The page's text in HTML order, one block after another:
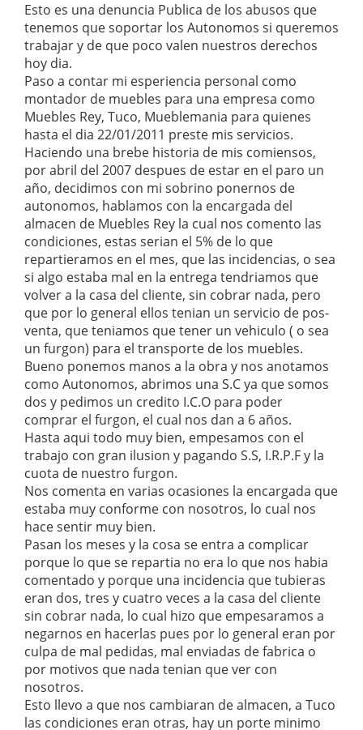
Esto es una denuncia Publica de los abusos que
tenemos que soportar los Autonomos si queremos
trabajar y de que poco valen nuestros derechos
hoy dia.
Paso a contar mi esperiencia personal como
montador de muebles para una empresa como
Muebles Rey, Tuco, Mueblemania para quienes
hasta el dia 22/01/2011 preste mis servicios.
Haciendo una brebe historia de mis comiensos,
por abril del 2007 despues de estar en el paro un
año, decidimos con mi sobrino ponernos de
autonomos, hablamos con la encargada del
almacen de Muebles Rey la cual nos comento las
condiciones, estas serian el 5% de lo que
repartieramos en el mes, que las incidencias, o sea
si algo estaba mal en la entrega tendriamos que
volver a la casa del cliente, sin cobrar nada, pero
que por lo general ellos tenian un servicio de pos-
venta, que teniamos que tener un vehiculo ( o sea
un furgon) para el transporte de los muebles.
Bueno ponemos manos a la obra y nos anotamos
como Autonomos, abrimos una S.C ya que somos
dos y pedimos un credito I.C.O para poder
comprar el furgon, el cual nos dan a 6 años.
Hasta aqui todo muy bien, empesamos con el
trabajo con gran ilusion y pagando S.S, I.R.P.F y la
cuota de nuestro furgon.
Nos comenta en varias ocasiones la encargada que
estaba muy conforme con nosotros, lo cual nos
hace sentir muy bien.
Pasan los meses y la cosa se entra a complicar
porque lo que se repartia no era lo que nos habia
comentado y porque una incidencia que tubieras
eran dos, tres y cuatro veces a la casa del cliente
sin cobrar nada, lo cual hizo que empesaramos a
negarnos en hacerlas pues por lo general eran por
culpa de mal pedidas, mal enviadas de fabrica o
por motivos que nada tenian que ver con
nosotros.
Esto llevo a que nos cambiaran de almacen, a Tuco
las condiciones eran otras, hay un porte minimo